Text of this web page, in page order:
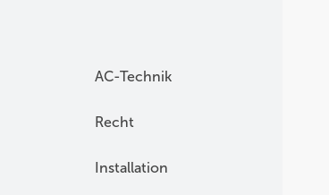
AC-Technik
Recht
Installation